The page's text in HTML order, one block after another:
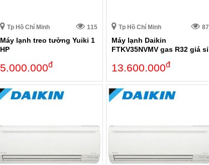
Tp Hồ Chí Minh 115
Máy lạnh treo tường Yuiki 1
HP
5.000.000đ
Tp Hồ Chí Minh 87
Máy lạnh Daikin
FTKV35NVMV gas R32 giá sỉ
13.600.000đ